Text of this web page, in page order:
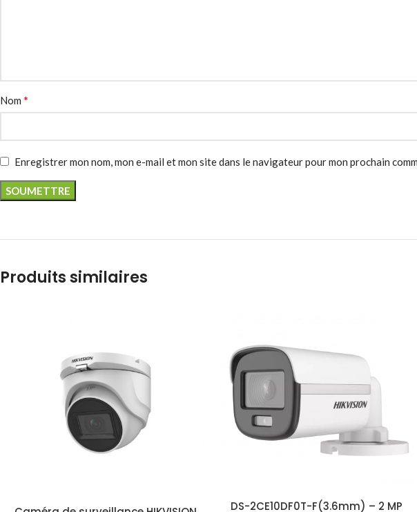
Nom *
Enregistrer mon nom, mon e-mail et mon site dans le navigateur pour mon prochain
Produits similaires
DS-2CE10DF0T-F(3.6mm) – 2 MP